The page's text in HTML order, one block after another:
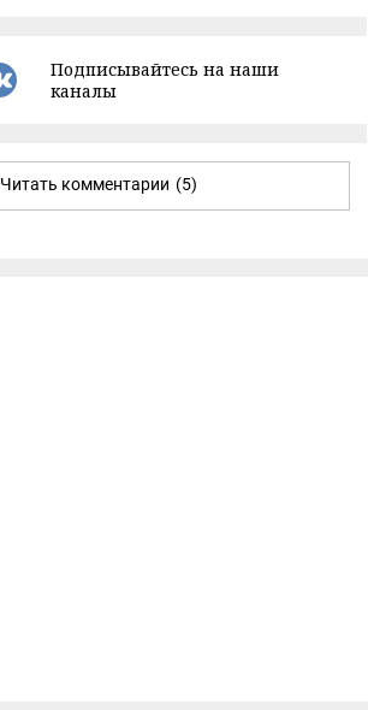
Подписывайтесь на наши
каналы
Читать комментарии (5)